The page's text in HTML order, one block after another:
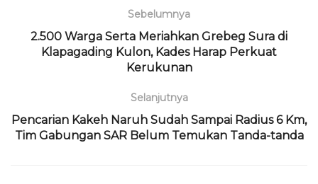
Sebelumnya
2.500 Warga Serta Meriahkan Grebeg Sura di
Klapagading Kulon, Kades Harap Perkuat
Kerukunan
Selanjutnya
Pencarian Kakeh Naruh Sudah Sampai Radius 6 Km,
Tim Gabungan SAR Belum Temukan Tanda-tanda